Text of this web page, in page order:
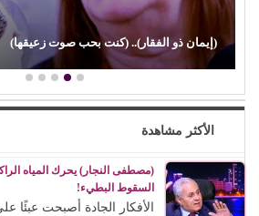
(إيمان ذو الفقار).. (كنت بحب صوت زعيقها)
الأكثر مشاهدة
(مصطفى النجار) يحرك المياه
السقوط البطيء!
الأفكار الجادة أصبحت عبئًا